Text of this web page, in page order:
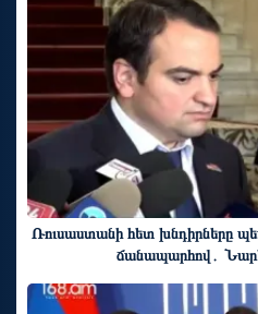
Ռուսաստանի հետ խնդիրները
ճանապարհով․